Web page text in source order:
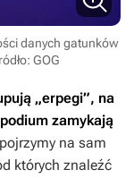
danych gatunków
GOG
„erpegi”, na
zamykają
na sam
których znaleźć